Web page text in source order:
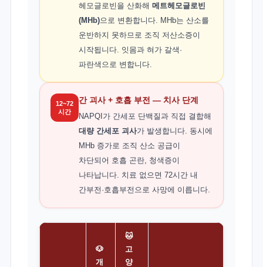
헤모글로빈을 산화해 메트헤모글로빈
(MHb)으로 변환합니다. MHb는 산소를
운반하지 못하므로 조직 저산소증이
시작됩니다. 잇몸과 혀가 갈색·
파란색으로 변합니다.
12~72
시간
간 괴사 + 호흡 부전 — 치사 단계
NAPQI가 간세포 단백질과 직접 결합해
대량 간세포 괴사가 발생합니다. 동시에
MHb 증가로 조직 산소 공급이
차단되어 호흡 곤란, 청색증이
나타납니다. 치료 없으면 72시간 내
간부전·호흡부전으로 사망에 이릅니다.
🐶
개
🐱
고
양